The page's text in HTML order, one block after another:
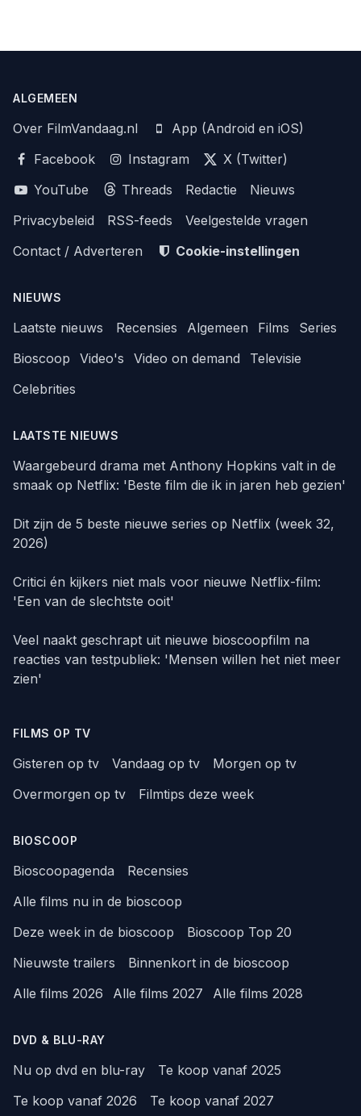
ALGEMEEN
Over FilmVandaag.nl
App (Android en iOS)
Facebook
Instagram
X (Twitter)
YouTube
Threads Redactie
Nieuws
Privacybeleid
RSS-feeds
Veelgestelde vragen
Contact / Adverteren
Cookie-instellingen
NIEUWS
Laatste nieuws Recensies Algemeen Films
Series
Bioscoop
Video's Video on demand
Televisie
Celebrities
LAATSTE NIEUWS
Waargebeurd drama met Anthony Hopkins valt in de
smaak op Netflix: 'Beste film die ik in jaren heb gezien'
Dit zijn de 5 beste nieuwe series op Netflix (week 32,
2026)
Critici én kijkers niet mals voor nieuwe Netflix-film:
'Een van de slechtste ooit'
Veel naakt geschrapt uit nieuwe bioscoopfilm na
reacties van testpubliek: 'Mensen willen het niet meer
zien'
FILMS OP TV
Gisteren op tv Vandaag op tv
Morgen op tv
Overmorgen op tv
Filmtips deze week
BIOSCOOP
Bioscoopagenda
Recensies
Alle films nu in de bioscoop
Deze week in de bioscoop
Bioscoop Top 20
Nieuwste trailers
Binnenkort in de bioscoop
Alle films 2026
Alle films 2027 Alle films 2028
DVD & BLU-RAY
Nu op dvd en blu-ray
Te koop vanaf 2025
Te koop vanaf 2026
Te koop vanaf 2027